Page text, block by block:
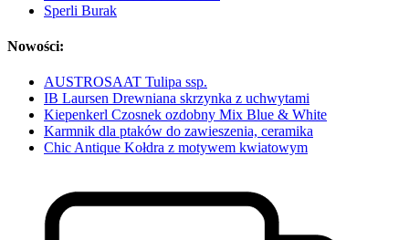
Sperli Burak
Nowości:
AUSTROSAAT Tulipa ssp.
IB Laursen Drewniana skrzynka z uchwytami
Kiepenkerl Czosnek ozdobny Mix Blue & White
Karmnik dla ptaków do zawieszenia, ceramika
Chic Antique Kołdra z motywem kwiatowym